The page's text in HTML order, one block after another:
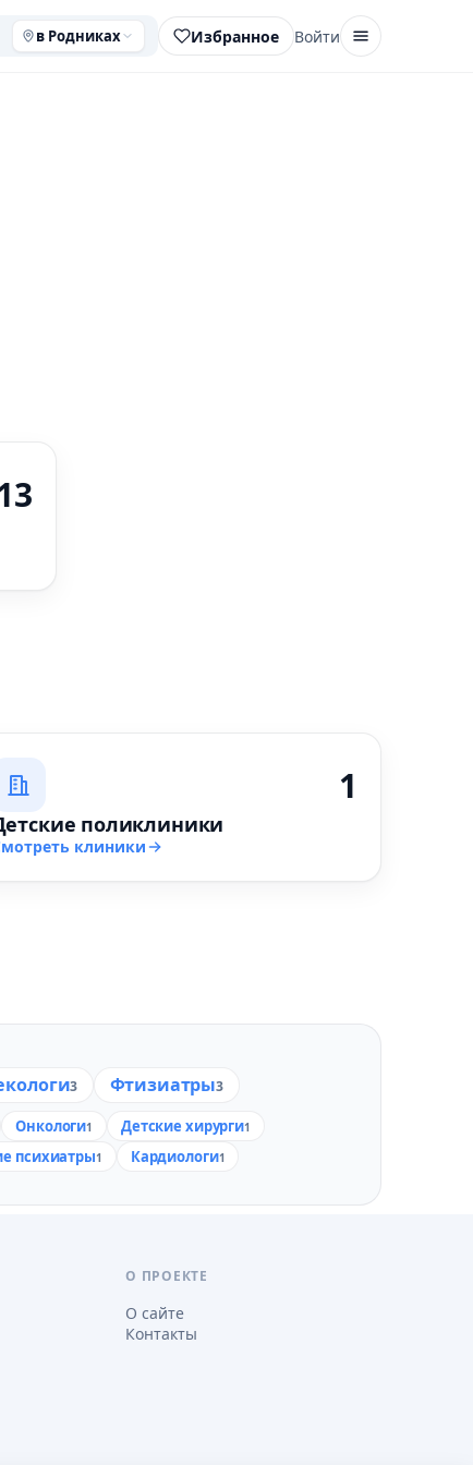
в Родниках Избранное Войти
1
поликлиники
клиники
3 Фтизиатры3
Онкологи1 Детские хирурги1
психиатры1 Кардиологи1
О ПРОЕКТЕ
О сайте
Контакты